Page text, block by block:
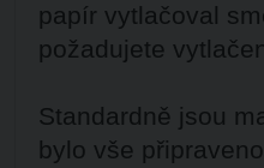
papír vytlačoval
požadujete
Standardně jsou
bylo vše